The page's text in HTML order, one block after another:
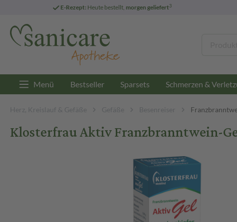
E-Rezept: Heute bestellt, morgen geliefert3
Menü Bestseller Sparsets Schmerzen &
Herz, Kreislauf & Gefäße Gefäße Besenreiser
Klosterfrau Aktiv Franzbranntwein-